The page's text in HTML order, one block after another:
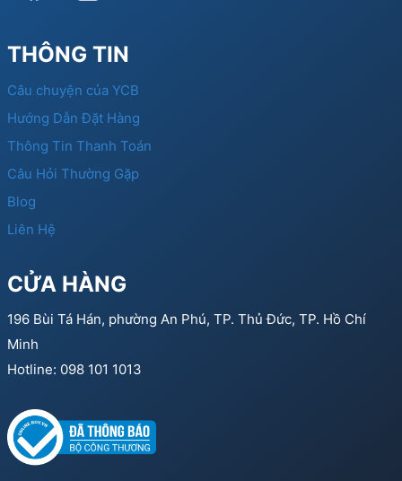
THÔNG TIN
Câu chuyện của YCB
Hướng Dẫn Đặt Hàng
Thông Tin Thanh Toán
Câu Hỏi Thường Gặp
Blog
Liên Hệ
CỬA HÀNG
196 Bùi Tá Hán, phường An Phú, TP. Thủ Đức, TP. Hồ Chí
Minh
Hotline: 098 101 1013